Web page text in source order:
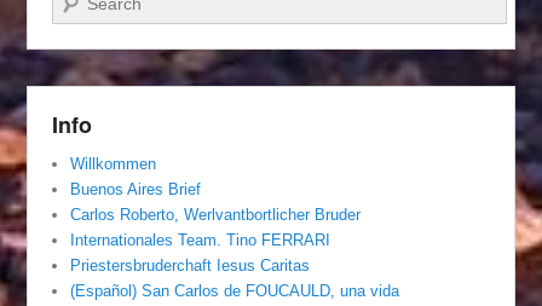
Info
Willkommen
Buenos Aires Brief
Carlos Roberto, Werlvantbortlicher Bruder
Internationales Team. Tino FERRARI
Priestersbruderchaft Iesus Caritas
(Español) San Carlos de FOUCAULD, una vida